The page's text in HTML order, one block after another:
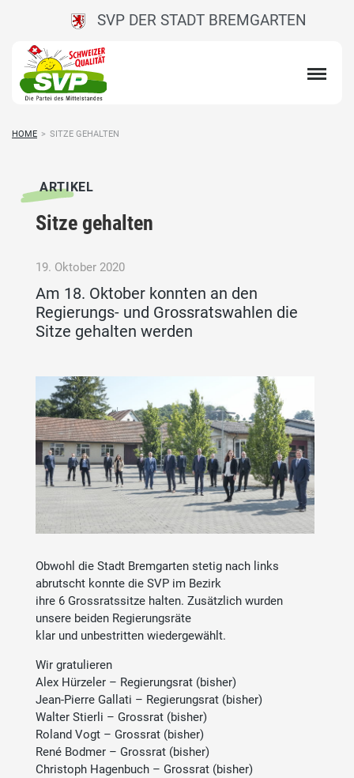
SVP DER STADT BREMGARTEN
HOME > SITZE GEHALTEN
ARTIKEL
Sitze gehalten
19. Oktober 2020
Am 18. Oktober konnten an den
Regierungs- und Grossratswahlen die
Sitze gehalten werden
Obwohl die Stadt Bremgarten stetig nach links
abrutscht konnte die SVP im Bezirk
ihre 6 Grossratssitze halten. Zusätzlich wurden
unsere beiden Regierungsräte
klar und unbestritten wiedergewählt.
Wir gratulieren
Alex Hürzeler – Regierungsrat (bisher)
Jean-Pierre Gallati – Regierungsrat (bisher)
Walter Stierli – Grossrat (bisher)
Roland Vogt – Grossrat (bisher)
René Bodmer – Grossrat (bisher)
Christoph Hagenbuch – Grossrat (bisher)